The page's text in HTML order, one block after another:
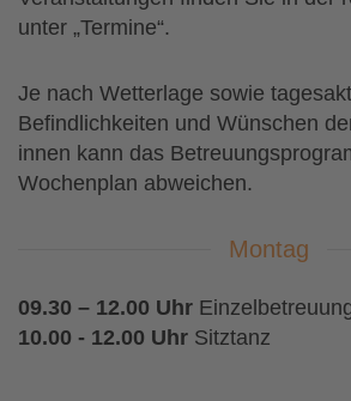
unter „Termine“.
Je nach Wetterlage sowie
Befindlichkeiten und Wünschen
innen kann das
Wochenplan abweichen.
Montag
09.30 – 12.00 Uhr
10.00 - 12.00 Uhr Sitztanz